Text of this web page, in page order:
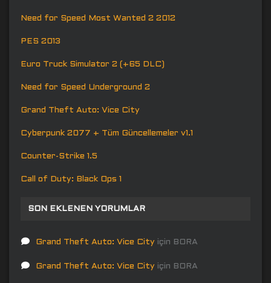
Need for Speed Most Wanted 2 2012
PES 2013
Euro Truck Simulator 2 (+65 DLC)
Need for Speed Underground 2
Grand Theft Auto: Vice City
Cyberpunk 2077 + Tüm Güncellemeler v1.1
Counter-Strike 1.5
Call of Duty: Black Ops 1
SON EKLENEN YORUMLAR
Grand Theft Auto: Vice City için BORA
Grand Theft Auto: Vice City için BORA